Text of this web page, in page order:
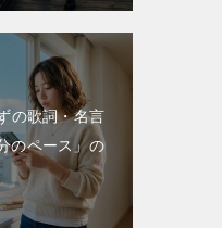
の歌詞・名言
のペース」の